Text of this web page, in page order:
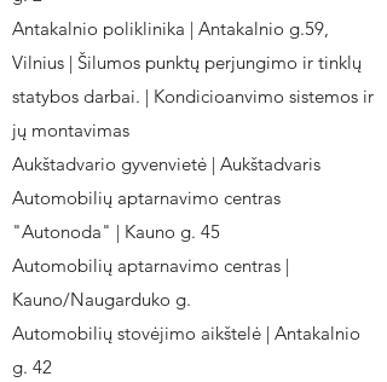
Antakalnio poliklinika | Antakalnio g.59,
Vilnius | Šilumos punktų perjungimo ir tinklų
statybos darbai. | Kondicioanvimo sistemos ir
jų montavimas
Aukštadvario gyvenvietė | Aukštadvaris
Automobilių aptarnavimo centras
"Autonoda" | Kauno g. 45
Automobilių aptarnavimo centras |
Kauno/Naugarduko g.
Automobilių stovėjimo aikštelė | Antakalnio
g. 42